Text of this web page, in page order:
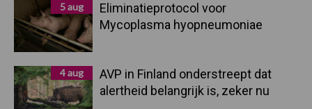
5 aug
Eliminatieprotocol voor
Mycoplasma hyopneumoniae
4 aug
AVP in Finland onderstreept dat
alertheid belangrijk is, zeker nu